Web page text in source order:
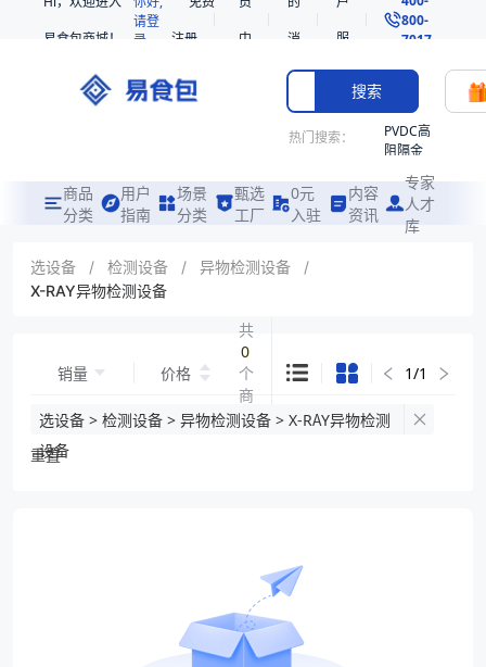
易食包商城！
请登
录
注册
中
消
息
服
务
800-
7017
搜索
热门搜索：
PVDC高
阻隔金
共挤热
收缩袋
烤箱袋
221330
商品
分类
用户
指南
场景
分类
甄选
工厂
0元
入驻
内容
资讯
专家
人才
库
选设备 / 检测设备 / 异物检测设备
/
X-RAY异物检测设备
销量 价格
共
0
个
商
品
1/1
选设备 > 检测设备 > 异物检测设备 > X-RAY异物检测
设备
重置